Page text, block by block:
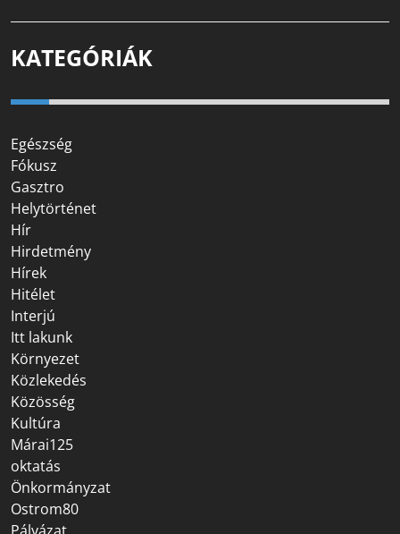
KATEGÓRIÁK
Egészség
Fókusz
Gasztro
Helytörténet
Hír
Hirdetmény
Hírek
Hitélet
Interjú
Itt lakunk
Környezet
Közlekedés
Közösség
Kultúra
Márai125
oktatás
Önkormányzat
Ostrom80